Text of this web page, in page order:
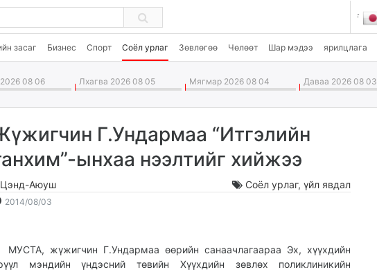
засаг Бизнес Спорт Соёл урлаг Зөвлөгөө Чөлөөт Шар мэдээ ярилцлага
08 06 Лхагва 2026 08 05 Мягмар 2026 08 04 Даваа 2026 08 03
Г.Ундармаа “Итгэлийн
ынхаа нээлтийг хийжээ
Аюуш Соёл урлаг,үйл явдал
2014/08/03
15:54:29
13:01:07
жүжигчин Г.Ундармаа өөрийн санаачлагаараа Эх, хүүхдийн
мэндийн үндэсний төвийн Хүүхдийн зөвлөх поликлиникийн